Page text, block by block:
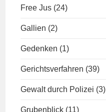
Free Jus (24)
Gallien (2)
Gedenken (1)
Gerichtsverfahren (39)
Gewalt durch Polizei (3)
Grubenblick (11)